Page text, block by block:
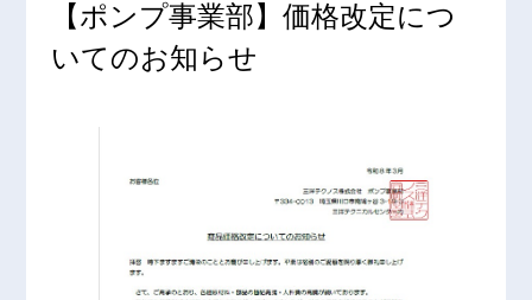
【ポンプ事業部】価格改定につ
いてのお知らせ